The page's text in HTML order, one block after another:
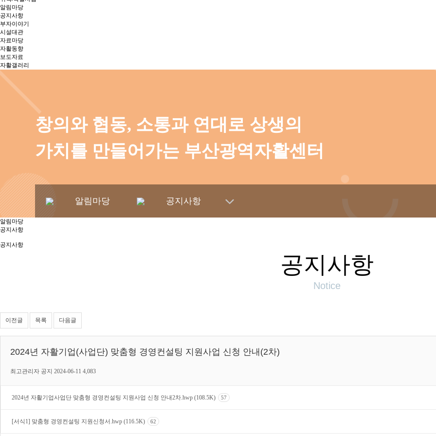
알림마당
공지사항
부자이야기
시설대관
자료마당
자활동향
보도자료
자활갤러리
창의와 협동, 소통과 연대로 상생의
가치를 만들어가는 부산광역자활센터
알림마당 공지사항
알림마당
공지사항
공지사항
공지사항
Notice
이전글 목록 다음글
2024년 자활기업(사업단) 맞춤형 경영컨설팅 지원사업 신청 안내(2차)
최고관리자 공지 2024-06-11 4,083
2024년 자활기업사업단 맞춤형 경영컨설팅 지원사업 신청 안내2차.hwp (108.5K) 57
[서식1] 맞춤형 경영컨설팅 지원신청서.hwp (116.5K) 62